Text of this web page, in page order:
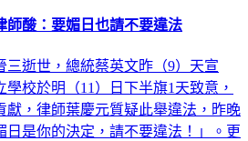
酸：要媚日也請不要違法
三逝世，總統蔡英文昨（9）天宣
校於明（11）日下半旗1天致意，
獻，律師葉慶元質疑此舉違法，昨晚
日是你的決定，請不要違法！」。更